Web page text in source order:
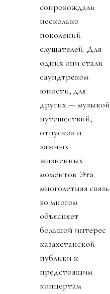
сопровождали
несколько
поколений
слушателей. Для
одних они стали
саундтреком
юности, для
других — музыкой
путешествий,
отпусков и
важных
жизненных
моментов. Эта
многолетняя связь
во многом
объясняет
большой интерес
казахстанской
публики к
предстоящим
концертам.